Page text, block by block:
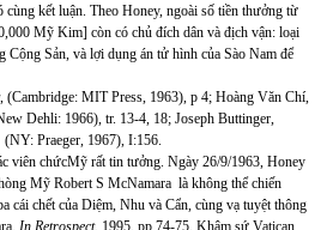
kết luận. Theo Honey, ngoài số tiền thưởng từ
Mỹ Kim] còn có chủ đích dân và địch vận: loại
Cộng Sản, và lợi dụng án tử hình của Sào Nam để
, (Cambridge: MIT Press, 1963), p 4; Hoàng Văn Chí,
Dehli: 1966), tr. 13-4, 18; Joseph Buttinger,
Praeger, 1967), I:156.
viên chứcMỹ rất tin tưởng. Ngày 26/9/1963, Honey
Mỹ Robert S McNamara là không thể chiến
cái chết của Diệm, Nhu và Cẩn, cùng vạ tuyệt thông
In Retrospect, 1995, pp 74-75. Khâm sứ Vatican